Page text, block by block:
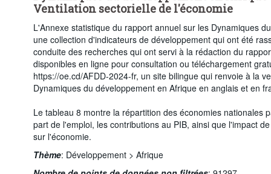
Ventilation sectorielle de l'économie
L'Annexe statistique du rapport annuel sur les Dynamiques
une collection d'indicateurs de développement qui ont été
conduite des recherches qui ont servi à la rédaction du
disponibles en ligne pour consultation ou téléchargement
https://oe.cd/AFDD-2024-fr, un site bilingue qui renvoie à la
Dynamiques du développement en Afrique en anglais et en
Le tableau 8 montre la répartition des économies nationales
part de l'emploi, les contributions au PIB, ainsi que l'impact
sur l'économie.
Thème: Développement > Afrique